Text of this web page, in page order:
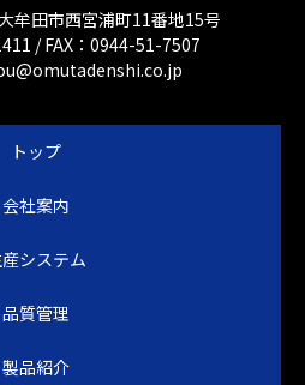
牟田市西宮浦町11番地15号
/ FAX：0944-51-7507
トップ
会社案内
システム
品質管理
製品紹介